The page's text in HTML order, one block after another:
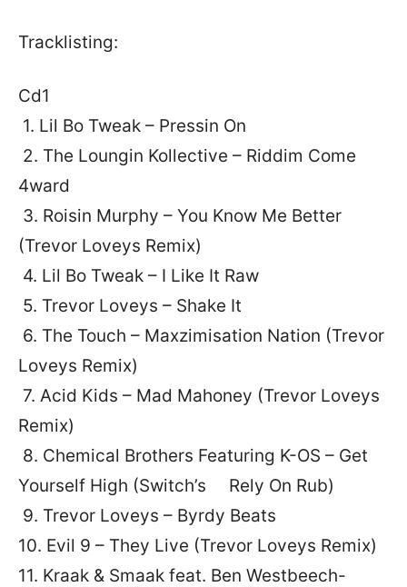
Tracklisting:
Cd1
1. Lil Bo Tweak – Pressin On
2. The Loungin Kollective – Riddim Come
4ward
3. Roisin Murphy – You Know Me Better
(Trevor Loveys Remix)
4. Lil Bo Tweak – I Like It Raw
5. Trevor Loveys – Shake It
6. The Touch – Maxzimisation Nation (Trevor
Loveys Remix)
7. Acid Kids – Mad Mahoney (Trevor Loveys
Remix)
8. Chemical Brothers Featuring K-OS – Get
Yourself High (Switch’s Rely On Rub)
9. Trevor Loveys – Byrdy Beats
10. Evil 9 – They Live (Trevor Loveys Remix)
11. Kraak & Smaak feat. Ben Westbeech-